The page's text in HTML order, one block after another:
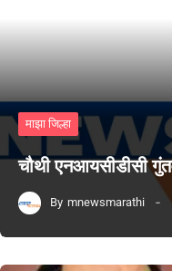
माझा जिल्हा
चौथी एनआयसीडीसी
By mnewsmarathi